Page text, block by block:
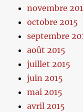
novembre
octobre 2015
septembre
août 2015
juillet 2015
juin 2015
mai 2015
avril 2015